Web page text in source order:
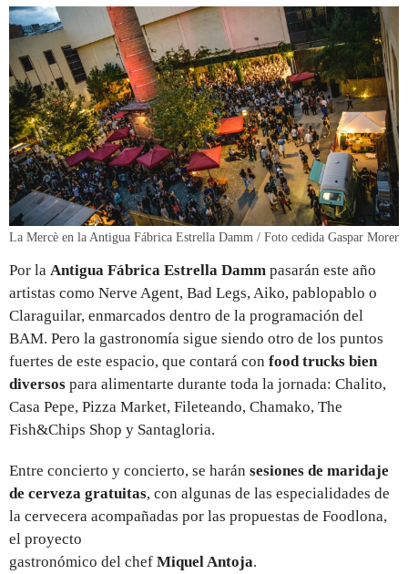
La Mercè en la Antigua Fábrica Estrella Damm / Foto cedida Gaspar Morer
Por la Antigua Fábrica Estrella Damm pasarán este año
artistas como Nerve Agent, Bad Legs, Aiko, pablopablo o
Claraguilar, enmarcados dentro de la programación del
BAM. Pero la gastronomía sigue siendo otro de los puntos
fuertes de este espacio, que contará con food trucks bien
diversos para alimentarte durante toda la jornada: Chalito,
Casa Pepe, Pizza Market, Fileteando, Chamako, The
Fish&Chips Shop y Santagloria.
Entre concierto y concierto, se harán sesiones de maridaje
de cerveza gratuitas, con algunas de las especialidades de
la cervecera acompañadas por las propuestas de Foodlona,
el proyecto
gastronómico del chef Miquel Antoja.